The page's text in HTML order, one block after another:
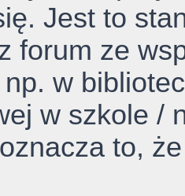
Jest to
forum ze
w
w szkole /
to,